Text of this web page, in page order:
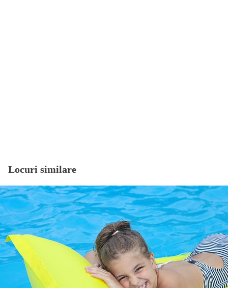
Locuri similare